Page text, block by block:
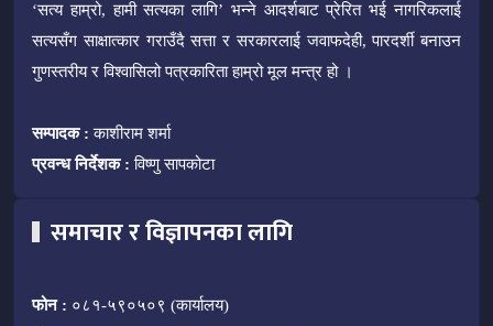
‘सत्य हाम्रो, हामी सत्यका लागि’ भन्ने आदर्शबाट प्रेरित भई नागरिकलाई
सत्यसँग साक्षात्कार गराउँदै सत्ता र सरकारलाई जवाफदेही, पारदर्शी बनाउन
गुणस्तरीय र विश्वासिलो पत्रकारिता हाम्रो मूल मन्त्र हो ।
सम्पादक : काशीराम शर्मा
प्रवन्ध निर्देशक : विष्णु सापकोटा
समाचार र विज्ञापनका लागि
फोन : ०८१-५९०५०९ (कार्यालय)